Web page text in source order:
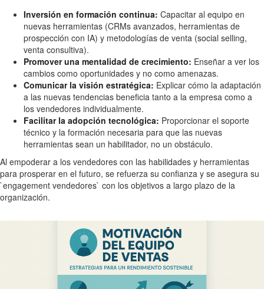
Inversión en formación continua: Capacitar al equipo en
nuevas herramientas (CRMs avanzados, herramientas de
prospección con IA) y metodologías de venta (social selling,
venta consultiva).
Promover una mentalidad de crecimiento: Enseñar a ver los
cambios como oportunidades y no como amenazas.
Comunicar la visión estratégica: Explicar cómo la adaptación
a las nuevas tendencias beneficia tanto a la empresa como a
los vendedores individualmente.
Facilitar la adopción tecnológica: Proporcionar el soporte
técnico y la formación necesaria para que las nuevas
herramientas sean un habilitador, no un obstáculo.
Al empoderar a los vendedores con las habilidades y herramientas
para prosperar en el futuro, se refuerza su confianza y se asegura su
`engagement vendedores` con los objetivos a largo plazo de la
organización.